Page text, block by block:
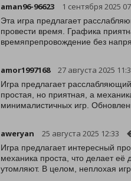
aman96-96623 1 сентября 2025
Эта игра предлагает
провести время. Графика
времяпрепровождение без
amor1997168 27 августа 2025
Игра предлагает
простая, но приятная, а
минималистичных игр.
aweryan 25 августа 2025 12:33
Игра предлагает интересный
механика проста, что делает
утомляют. В целом, неплохая